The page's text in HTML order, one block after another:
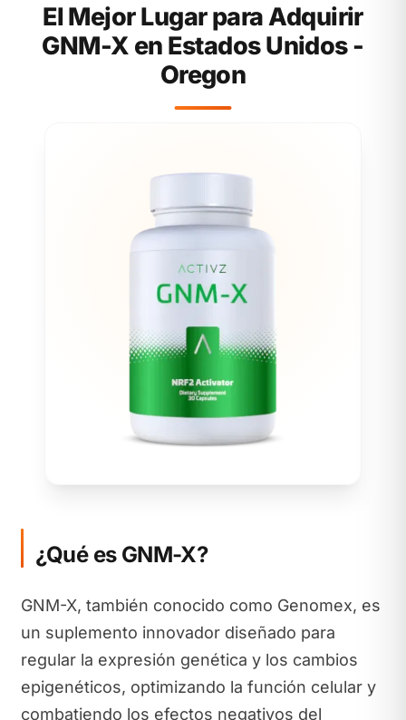
El Mejor Lugar para Adquirir
GNM-X en Estados Unidos -
Oregon
¿Qué es GNM-X?
GNM-X, también conocido como Genomex, es
un suplemento innovador diseñado para
regular la expresión genética y los cambios
epigenéticos, optimizando la función celular y
combatiendo los efectos negativos del